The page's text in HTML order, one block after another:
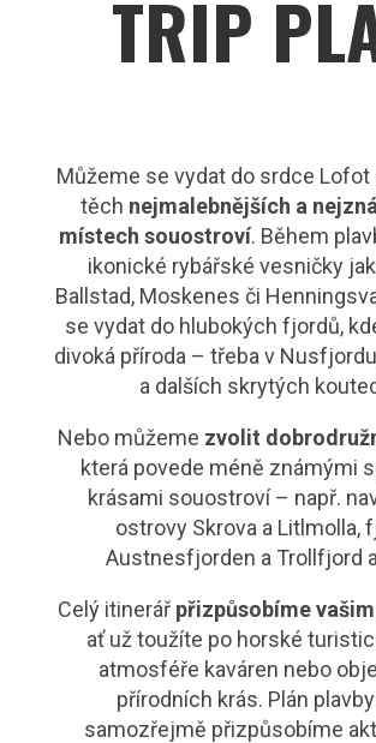
TRIP
Můžeme se vydat do srdce Lofot
těch nejmalebnějších a
místech souostroví. Během
ikonické rybářské vesničky
Ballstad, Moskenes či
se vydat do hlubokých fjordů,
divoká příroda – třeba v
a dalších skrytých
Nebo můžeme zvolit
která povede méně známými
krásami souostroví – např.
ostrovy Skrova a Litlmolla,
Austnesfjorden a Trollfjord
Celý itinerář přizpůsobíme
ať už toužíte po horské
atmosféře kaváren nebo
přírodních krás. Plán
samozřejmě přizpůsobíme